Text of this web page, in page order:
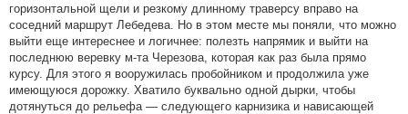
горизонтальной щели и резкому длинному траверсу вправо на
соседний маршрут Лебедева. Но в этом месте мы поняли, что можно
выйти еще интереснее и логичнее: полезть напрямик и выйти на
последнюю веревку м-та Черезова, которая как раз была прямо
курсу. Для этого я вооружилась пробойником и продолжила уже
имеющуюся дорожку. Хватило буквально одной дырки, чтобы
дотянуться до рельефа — следующего карнизика и нависающей